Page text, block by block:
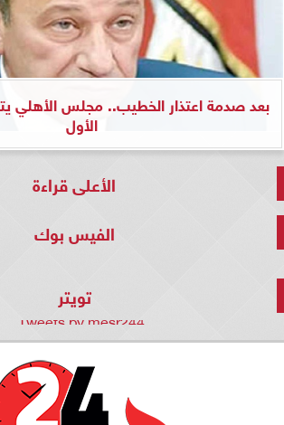
بعد صدمة اعتذار الخطيب.. مجلس الأهلي
الأول
الأعلى قراءة
الفيس بوك
تويتر
Tweets by mesr244